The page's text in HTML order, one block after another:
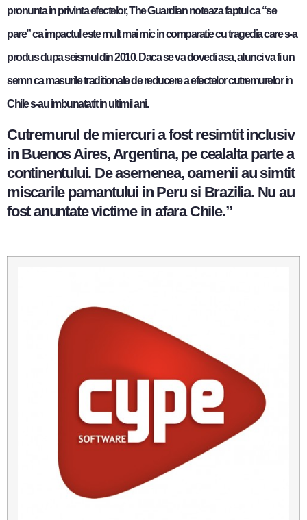
pronunta in privinta efectelor, The Guardian noteaza faptul ca “se
pare” ca impactul este mult mai mic in comparatie cu tragedia care s-a
produs dupa seismul din 2010. Daca se va dovedi asa, atunci va fi un
semn ca masurile traditionale de reducere a efectelor cutremurelor in
Chile s-au imbunatatit in ultimii ani.
Cutremurul de miercuri a fost resimtit inclusiv
in Buenos Aires, Argentina, pe cealalta parte a
continentului. De asemenea, oamenii au simtit
miscarile pamantului in Peru si Brazilia. Nu au
fost anuntate victime in afara Chile.”